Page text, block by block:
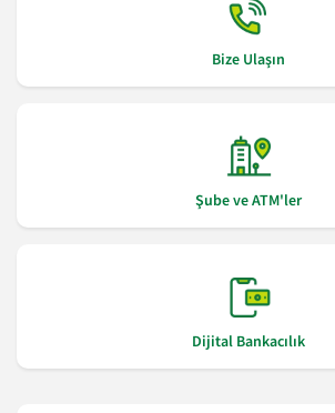
Bize Ulaşın
Şube ve ATM'ler
Dijital Bankacılık